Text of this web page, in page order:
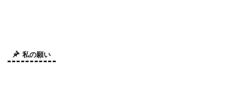
私の願い